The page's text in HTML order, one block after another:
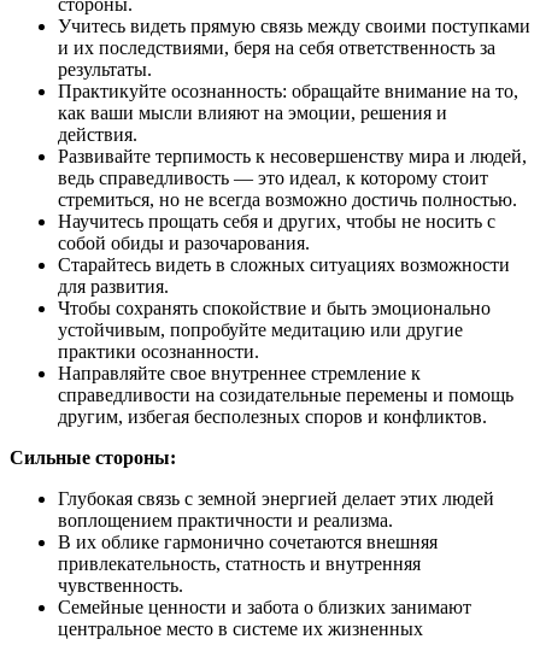
стороны.
Учитесь видеть прямую связь между своими поступками
и их последствиями, беря на себя ответственность за
результаты.
Практикуйте осознанность: обращайте внимание на то,
как ваши мысли влияют на эмоции, решения и
действия.
Развивайте терпимость к несовершенству мира и людей,
ведь справедливость — это идеал, к которому стоит
стремиться, но не всегда возможно достичь полностью.
Научитесь прощать себя и других, чтобы не носить с
собой обиды и разочарования.
Старайтесь видеть в сложных ситуациях возможности
для развития.
Чтобы сохранять спокойствие и быть эмоционально
устойчивым, попробуйте медитацию или другие
практики осознанности.
Направляйте свое внутреннее стремление к
справедливости на созидательные перемены и помощь
другим, избегая бесполезных споров и конфликтов.
Сильные стороны:
Глубокая связь с земной энергией делает этих людей
воплощением практичности и реализма.
В их облике гармонично сочетаются внешняя
привлекательность, статность и внутренняя
чувственность.
Семейные ценности и забота о близких занимают
центральное место в системе их жизненных